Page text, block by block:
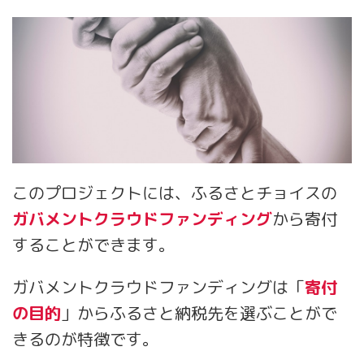
このプロジェクトには、ふるさとチョイスの
ガバメントクラウドファンディングから寄付
することができます。
ガバメントクラウドファンディングは「寄付
の目的 」からふるさと納税先を選ぶことがで
きるのが特徴です。